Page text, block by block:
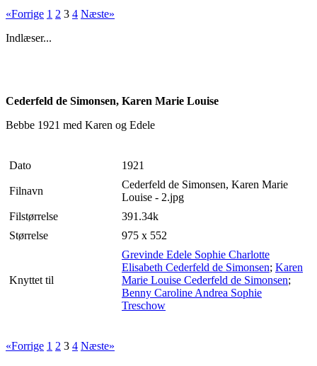
«Forrige 1 2 3 4 Næste»
Indlæser...
Cederfeld de Simonsen, Karen Marie Louise
Bebbe 1921 med Karen og Edele
Dato 1921
Filnavn
Cederfeld de Simonsen, Karen Marie
Louise - 2.jpg
Filstørrelse
391.34k
Størrelse
975 x 552
Knyttet til
Grevinde Edele Sophie Charlotte
Elisabeth Cederfeld de Simonsen; Karen
Marie Louise Cederfeld de Simonsen;
Benny Caroline Andrea Sophie
Treschow
«Forrige 1 2 3 4 Næste»